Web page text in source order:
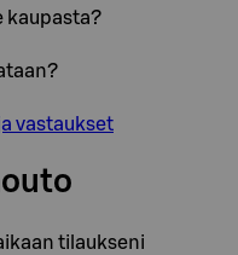
kaupasta?
vastaukset
tilaukseni